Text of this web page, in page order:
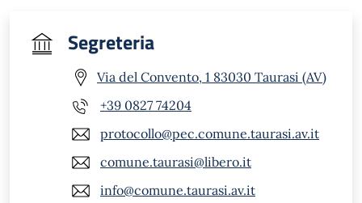
Segreteria
Via del Convento, 1 83030 Taurasi (AV)
+39 0827 74204
protocollo@pec.comune.taurasi.av.it
comune.taurasi@libero.it
info@comune.taurasi.av.it